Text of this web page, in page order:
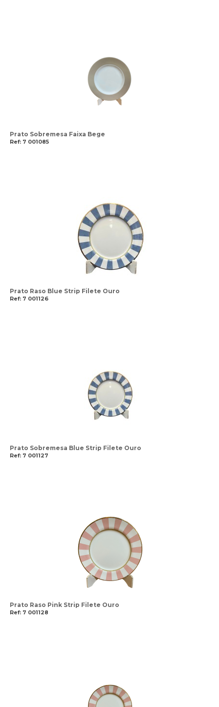
Prato Sobremesa Faixa Bege
Ref: 7 001085
Prato Raso Blue Strip Filete Ouro
Ref: 7 001126
Prato Sobremesa Blue Strip Filete Ouro
Ref: 7 001127
Prato Raso Pink Strip Filete Ouro
Ref: 7 001128